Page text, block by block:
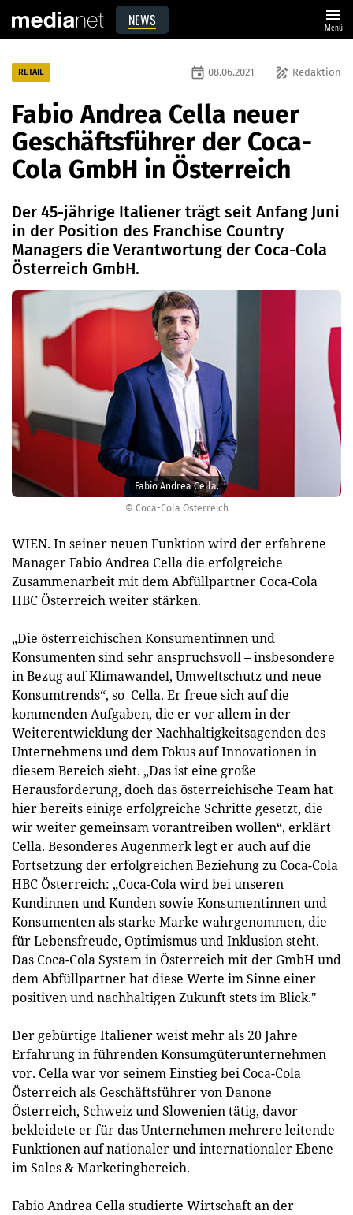
NEWS menu
Menü
© Coca-Cola Österreich
Fabio Andrea Cella.
RETAIL draw Redaktion
event 08.06.2021
Fabio Andrea Cella neuer
Geschäftsführer der Coca-
Cola GmbH in Österreich
Der 45-jährige Italiener trägt seit Anfang Juni
in der Position des Franchise Country
Managers die Verantwortung der Coca-Cola
Österreich GmbH.
WIEN. In seiner neuen Funktion wird der erfahrene
Manager Fabio Andrea Cella die erfolgreiche
Zusammenarbeit mit dem Abfüllpartner Coca-Cola
HBC Österreich weiter stärken.
„Die österreichischen Konsumentinnen und
Konsumenten sind sehr anspruchsvoll – insbesondere
in Bezug auf Klimawandel, Umweltschutz und neue
Konsumtrends“, so Cella. Er freue sich auf die
kommenden Aufgaben, die er vor allem in der
Weiterentwicklung der Nachhaltigkeitsagenden des
Unternehmens und dem Fokus auf Innovationen in
diesem Bereich sieht. „Das ist eine große
Herausforderung, doch das österreichische Team hat
hier bereits einige erfolgreiche Schritte gesetzt, die
wir weiter gemeinsam vorantreiben wollen“, erklärt
Cella. Besonderes Augenmerk legt er auch auf die
Fortsetzung der erfolgreichen Beziehung zu Coca-Cola
HBC Österreich: „Coca-Cola wird bei unseren
Kundinnen und Kunden sowie Konsumentinnen und
Konsumenten als starke Marke wahrgenommen, die
für Lebensfreude, Optimismus und Inklusion steht.
Das Coca-Cola System in Österreich mit der GmbH und
dem Abfüllpartner hat diese Werte im Sinne einer
positiven und nachhaltigen Zukunft stets im Blick."
Der gebürtige Italiener weist mehr als 20 Jahre
Erfahrung in führenden Konsumgüterunternehmen
vor. Cella war vor seinem Einstieg bei Coca-Cola
Österreich als Geschäftsführer von Danone
Österreich, Schweiz und Slowenien tätig, davor
bekleidete er für das Unternehmen mehrere leitende
Funktionen auf nationaler und internationaler Ebene
im Sales & Marketingbereich.
Fabio Andrea Cella studierte Wirtschaft an der